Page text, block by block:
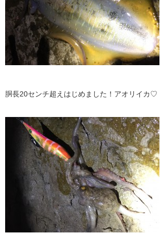
胴長20センチ超えはじめました！アオリイカ♡